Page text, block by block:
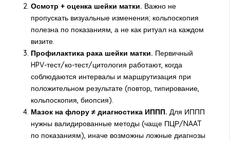
Осмотр + оценка шейки матки. Важно не
пропускать визуальные изменения; кольпоскопия
полезна по показаниям, а не как ритуал на каждом
визите.
Профилактика рака шейки матки. Первичный
HPV-тест/ко-тест/цитология работают, когда
соблюдаются интервалы и маршрутизация при
положительном результате (повтор, типирование,
кольпоскопия, биопсия).
Мазок на флору ≠ диагностика ИППП. Для ИППП
нужны валидированные методы (чаще ПЦР/NAAT
по показаниям), иначе возможны ложные диагнозы